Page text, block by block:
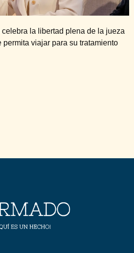
la libertad plena de la jueza
viajar para su tratamiento